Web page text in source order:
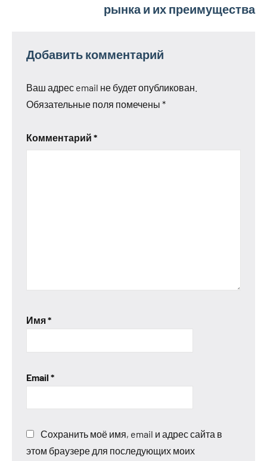
рынка и их преимущества
Добавить комментарий
Ваш адрес email не будет опубликован.
Обязательные поля помечены *
Комментарий *
Имя*
Email *
Сохранить моё имя, email и адрес сайта в
этом браузере для последующих моих